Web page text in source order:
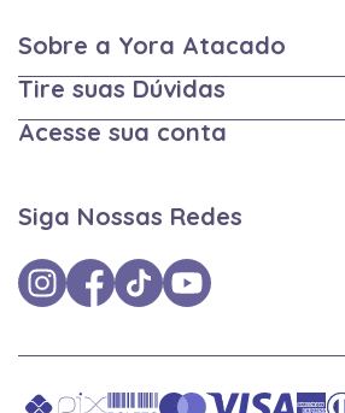
Sobre a Yora Atacado
Tire suas Dúvidas
Acesse sua conta
Siga Nossas Redes